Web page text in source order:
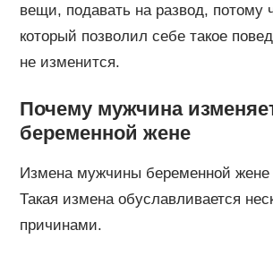
вещи, подавать на развод, потому
который позволил себе такое
не изменится.
Почему мужчина
беременной жене
Измена мужчины беременной жене
Такая измена обуславливается
причинами.